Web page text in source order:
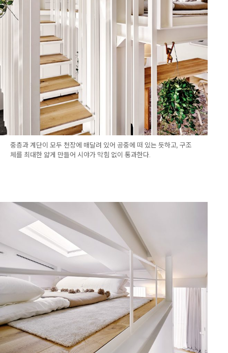
중층과 계단이 모두 천장에 매달려 있어 공중에 떠 있는 듯하고, 구조
체를 최대한 얇게 만들어 시야가 막힘 없이 통과한다.